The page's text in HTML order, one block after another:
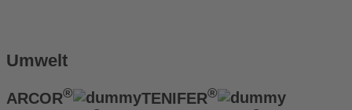
Umwelt
ARCOR® TENIFER®